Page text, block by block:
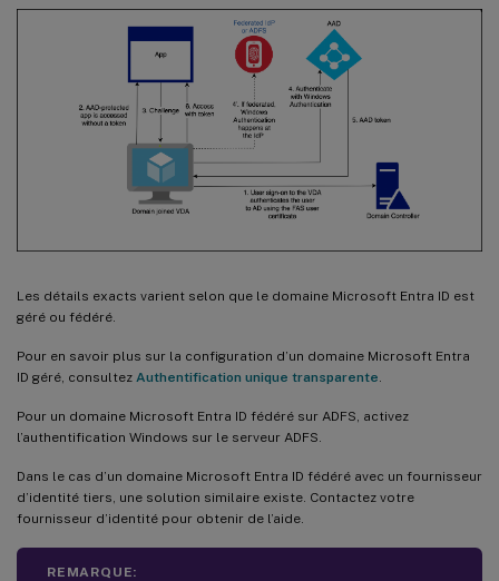
Les détails exacts varient selon que le domaine Microsoft Entra ID est
géré ou fédéré.
Pour en savoir plus sur la configuration d’un domaine Microsoft Entra
ID géré, consultez Authentification unique transparente.
Pour un domaine Microsoft Entra ID fédéré sur ADFS, activez
l’authentification Windows sur le serveur ADFS.
Dans le cas d’un domaine Microsoft Entra ID fédéré avec un fournisseur
d’identité tiers, une solution similaire existe. Contactez votre
fournisseur d’identité pour obtenir de l’aide.
REMARQUE: